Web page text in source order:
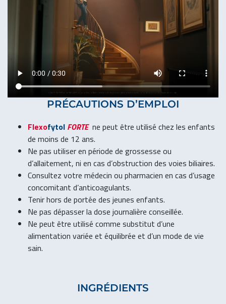
PRÉCAUTIONS D’EMPLOI
Flexofytol FORTEne peut être utilisé chez les enfants
de moins de 12 ans.
Ne pas utiliser en période de grossesse ou
d’allaitement, ni en cas d’obstruction des voies biliaires.
Consultez votre médecin ou pharmacien en cas d’usage
concomitant d’anticoagulants.
Tenir hors de portée des jeunes enfants.
Ne pas dépasser la dose journalière conseillée.
Ne peut être utilisé comme substitut d’une
alimentation variée et équilibrée et d’un mode de vie
sain.
INGRÉDIENTS